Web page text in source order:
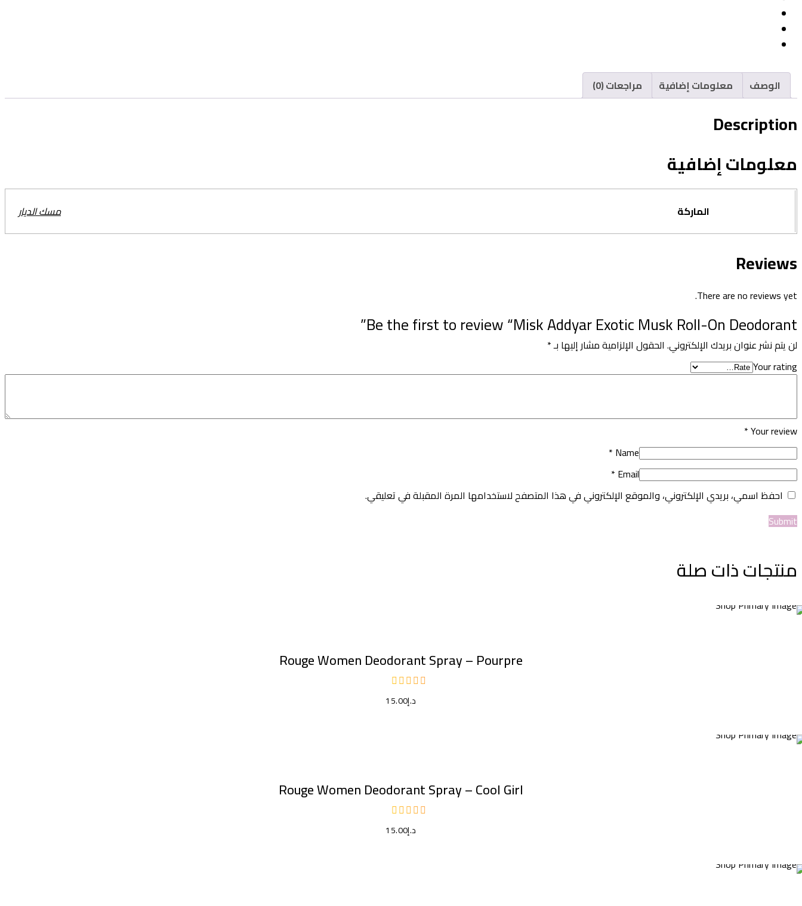
الوصف معلومات إضافية مراجعات (0)
Description
معلومات إضافية
الماركة مسك الديار
Reviews
There are no reviews yet.
Be the first to review “Misk Addyar Exotic Musk Roll-On Deodorant”
لن يتم نشر عنوان بريدك الإلكتروني. الحقول الإلزامية مشار إليها بـ*
Your rating
Your review
*
Name
*
Email
*
احفظ اسمي، بريدي الإلكتروني، والموقع الإلكتروني في هذا المتصفح لاستخدامها المرة المقبلة في تعليقي.
منتجات ذات صلة
Rouge Women Deodorant Spray – Pourpre
د.إ15.00
Rouge Women Deodorant Spray – Cool Girl
د.إ15.00